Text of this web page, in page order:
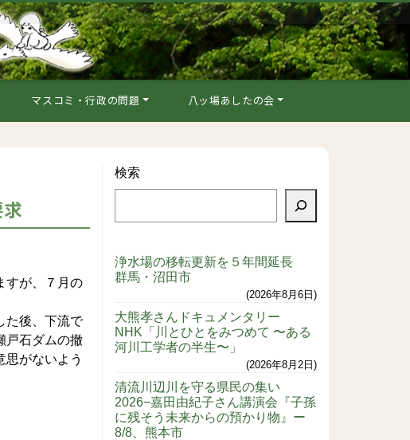
マスコミ・行政の問題 八ッ場あしたの会
すが、７月の
た後、下流で
戸石ダムの撤
がないよう
検索
浄水場の移転更新を５年間延長
群馬・沼田市
2026年8月6日
大熊孝さんドキュメンタリー
NHK「川とひとをみつめて 〜ある
河川工学者の半生〜」
2026年8月2日
清流川辺川を守る県民の集い
2026−嘉田由紀子さん講演会『子孫
に残そう未来からの預かり物』ー
8/8、熊本市